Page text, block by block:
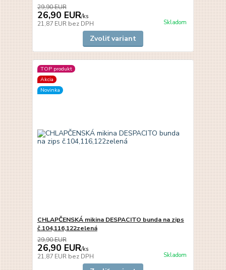
29,90 EUR
26,90 EUR/ks
21,87 EUR bez DPH Skladom
Zvoliť variant
TOP produkt
Akcia
Novinka
CHLAPČENSKÁ mikina DESPACITO bunda na zips
č.104,116,122zelená
29,90 EUR
26,90 EUR/ks
21,87 EUR bez DPH Skladom